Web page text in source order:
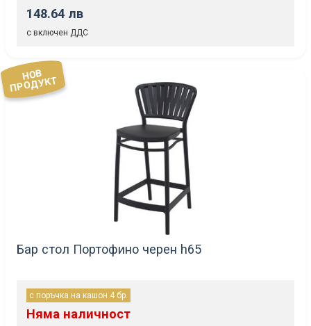
148.64 лв
с включен ДДС
НОВ
ПРОДУКТ
Бар стол Портофино черен h65
с поръчка на кашон 4 бр.
Няма наличност